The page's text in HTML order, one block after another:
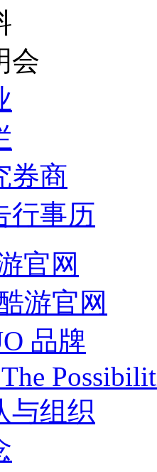
会
券商
行事历
官网
游官网
品牌
与组织